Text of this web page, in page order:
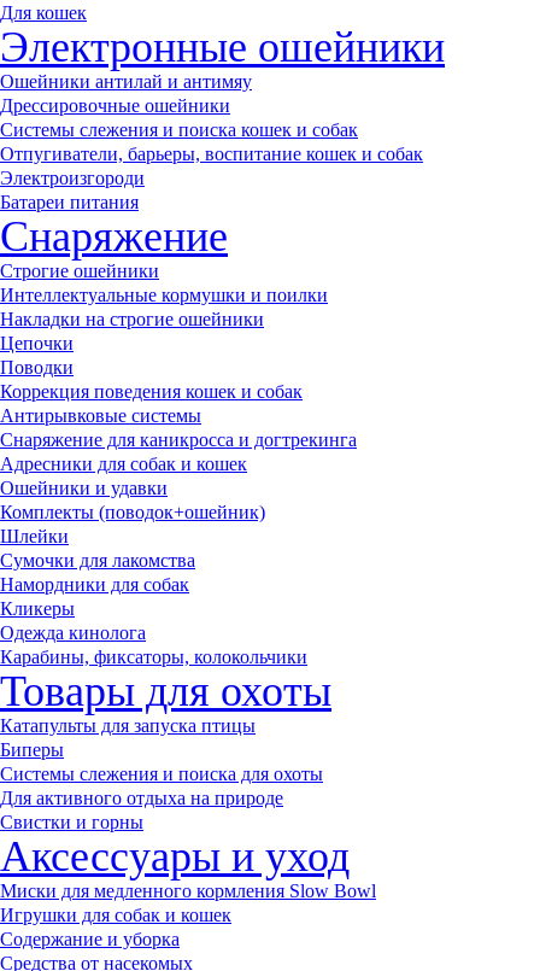
Для кошек
Электронные ошейники
Ошейники антилай и антимяу
Дрессировочные ошейники
Системы слежения и поиска кошек и собак
Отпугиватели, барьеры, воспитание кошек и собак
Электроизгороди
Батареи питания
Снаряжение
Строгие ошейники
Интеллектуальные кормушки и поилки
Накладки на строгие ошейники
Цепочки
Поводки
Коррекция поведения кошек и собак
Антирывковые системы
Снаряжение для каникросса и догтрекинга
Адресники для собак и кошек
Ошейники и удавки
Комплекты (поводок+ошейник)
Шлейки
Сумочки для лакомства
Намордники для собак
Кликеры
Одежда кинолога
Карабины, фиксаторы, колокольчики
Товары для охоты
Катапульты для запуска птицы
Биперы
Системы слежения и поиска для охоты
Для активного отдыха на природе
Свистки и горны
Аксессуары и уход
Миски для медленного кормления Slow Bowl
Игрушки для собак и кошек
Содержание и уборка
Средства от насекомых